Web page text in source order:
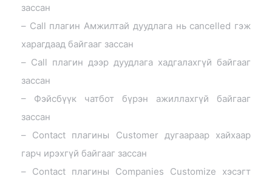
зассан
– Call плагин Амжилтай дуудлага нь cancelled гэж
харагдаад байгааг зассан
– Call плагин дээр дуудлага хадгалахгүй байгааг
зассан
– Фэйсбүүк чатбот бүрэн ажиллахгүй байгааг
зассан
– Contact плагины Customer дугаараар хайхаар
гарч ирэхгүй байгааг зассан
– Contact плагины Companies Customize хэсэгт